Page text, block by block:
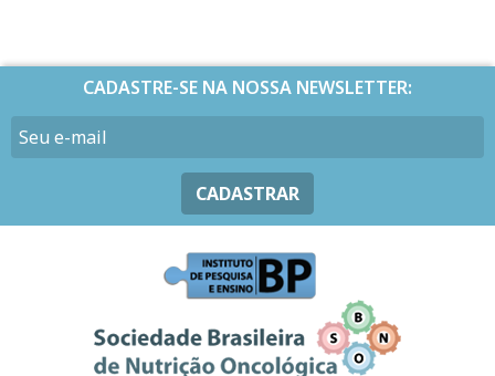
CADASTRE-SE NA NOSSA NEWSLETTER:
CADASTRAR